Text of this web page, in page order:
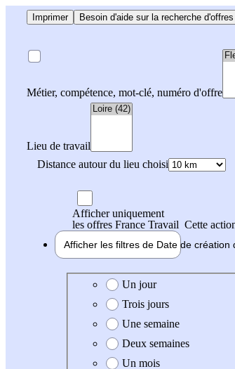
Imprimer Besoin d'aide sur la recherche
Métier, compétence, mot-clé, numéro d'offre
Lieu de travail
Distance autour du lieu choisi
Afficher uniquement
les offres France Travail Cette
Afficher les filtres de Date de création
Date de création de l'offre
Un jour
Trois jours
Une semaine
Deux semaines
Un mois